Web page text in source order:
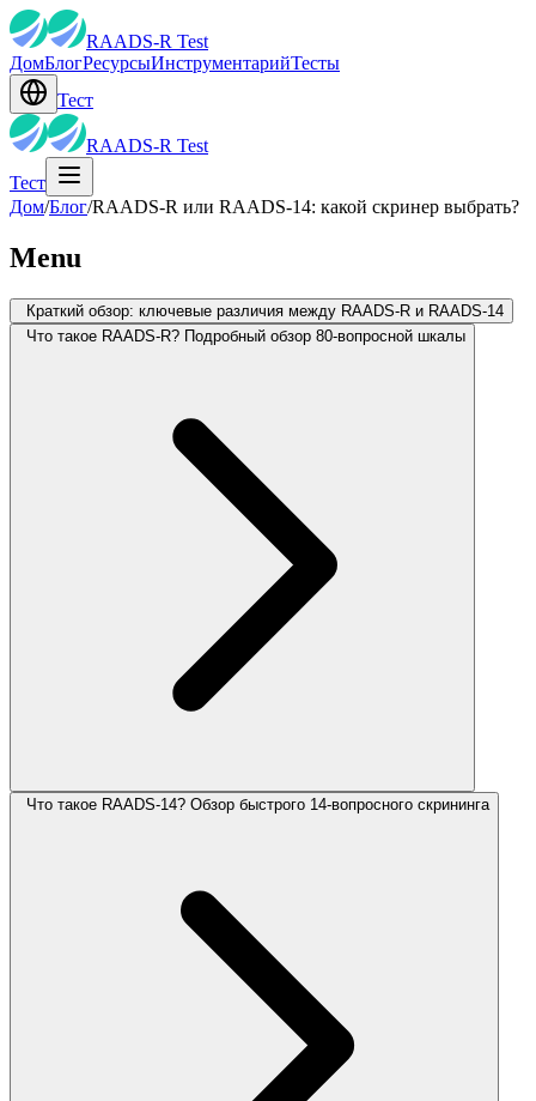
RAADS-R Test
ДомБлогРесурсыИнструментарийТесты
Тест
RAADS-R Test
Тест
Дом/Блог/RAADS-R или RAADS-14: какой скринер выбрать?
Menu
Краткий обзор: ключевые различия между RAADS-R и RAADS-14
Что такое RAADS-R? Подробный обзор 80-вопросной шкалы
Что такое RAADS-14? Обзор быстрого 14-вопросного скрининга